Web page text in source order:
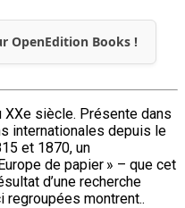
OpenEdition Books !
XXe siècle. Présente dans
internationales depuis le
et 1870, un
de papier » – que cet
d’une recherche
regroupées montrent..